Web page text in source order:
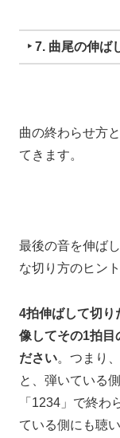
‣ 7. 曲尾の伸ば
曲の終わらせ方
てきます。
最後の音を伸ば
な切り方のヒン
4拍伸ばして切り
像してその1拍目
ださい。つまり、
と、 弾いている
「1234」で終わ
ている側にも聴